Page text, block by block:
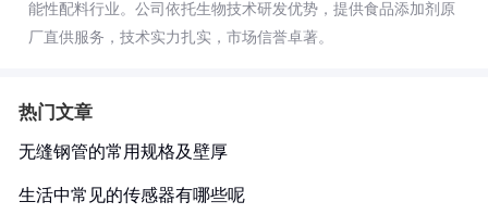
能性配料行业。公司依托生物技术研发优势，提供食品添加剂原
厂直供服务，技术实力扎实，市场信誉卓著。
热门文章
无缝钢管的常用规格及壁厚
生活中常见的传感器有哪些呢